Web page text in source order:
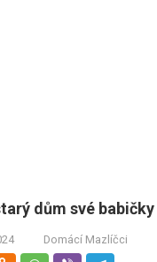
dům své babičky
Domácí Mazlíčci